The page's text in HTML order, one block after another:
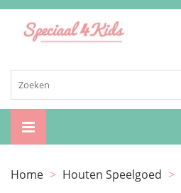
Home > Houten Speelgoed >